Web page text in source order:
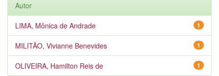
Autor
1
LIMA, Mônica de Andrade
1
MILITÃO, Vivianne Benevides
1
OLIVEIRA, Hamilton Reis de